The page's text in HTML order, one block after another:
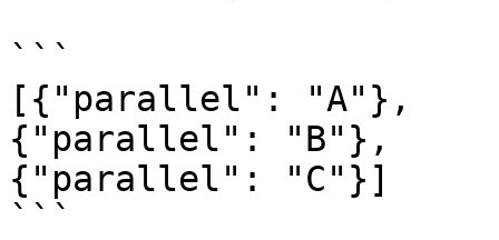
```
[{"parallel": "A"},
{"parallel": "B"},
{"parallel": "C"}]
```